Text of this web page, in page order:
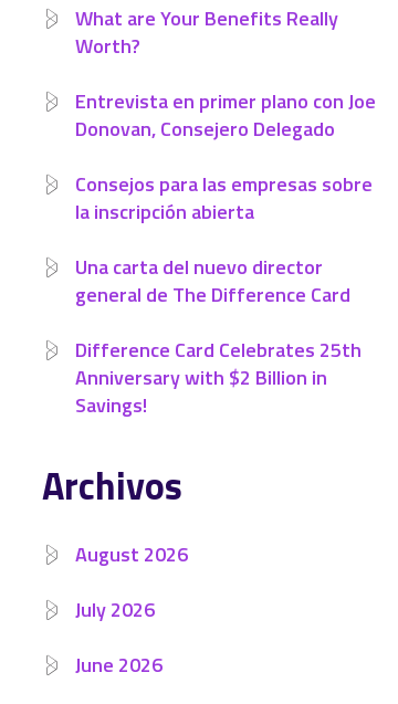
What are Your Benefits Really
Worth?
Entrevista en primer plano con Joe
Donovan, Consejero Delegado
Consejos para las empresas sobre
la inscripción abierta
Una carta del nuevo director
general de The Difference Card
Difference Card Celebrates 25th
Anniversary with $2 Billion in
Savings!
Archivos
August 2026
July 2026
June 2026